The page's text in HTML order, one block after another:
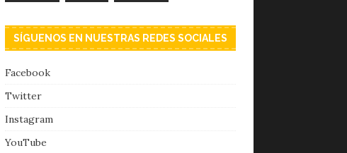
SÍGUENOS EN NUESTRAS REDES SOCIALES
Facebook
Twitter
Instagram
YouTube